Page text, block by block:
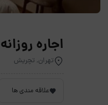
اجاره روزانه
تهران, تچریش
علاقه مندی ها